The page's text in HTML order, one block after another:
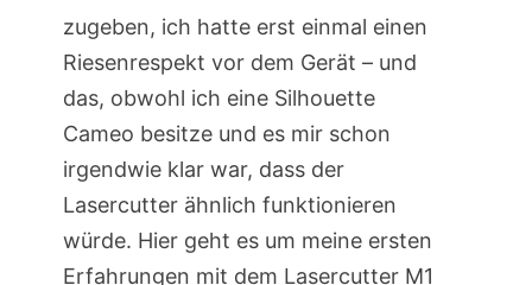
zugeben, ich hatte erst einmal einen
Riesenrespekt vor dem Gerät – und
das, obwohl ich eine Silhouette
Cameo besitze und es mir schon
irgendwie klar war, dass der
Lasercutter ähnlich funktionieren
würde. Hier geht es um meine ersten
Erfahrungen mit dem Lasercutter M1